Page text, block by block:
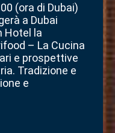
(ora di Dubai)
a Dubai
Hotel la
– La Cucina
e prospettive
Tradizione e
e